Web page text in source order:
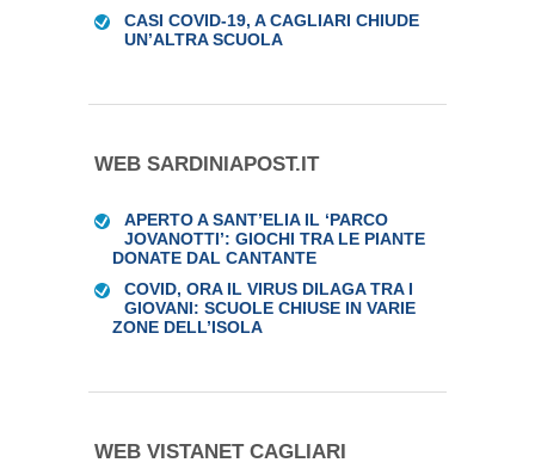
CASI COVID-19, A CAGLIARI CHIUDE
UN’ALTRA SCUOLA
WEB SARDINIAPOST.IT
APERTO A SANT’ELIA IL ‘PARCO
JOVANOTTI’: GIOCHI TRA LE PIANTE
DONATE DAL CANTANTE
COVID, ORA IL VIRUS DILAGA TRA I
GIOVANI: SCUOLE CHIUSE IN VARIE
ZONE DELL’ISOLA
WEB VISTANET CAGLIARI